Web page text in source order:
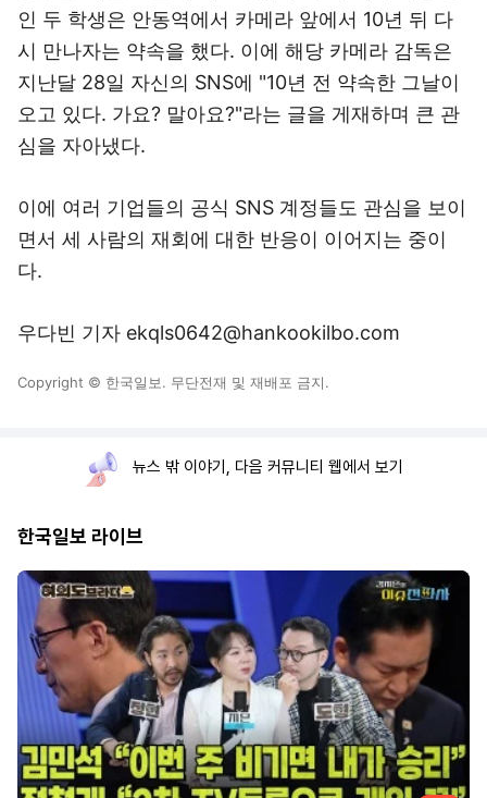
인 두 학생은 안동역에서 카메라 앞에서 10년 뒤 다
시 만나자는 약속을 했다. 이에 해당 카메라 감독은
지난달 28일 자신의 SNS에 "10년 전 약속한 그날이
오고 있다. 가요? 말아요?"라는 글을 게재하며 큰 관
심을 자아냈다.
이에 여러 기업들의 공식 SNS 계정들도 관심을 보이
면서 세 사람의 재회에 대한 반응이 이어지는 중이
다.
우다빈 기자 ekqls0642@hankookilbo.com
Copyright © 한국일보. 무단전재 및 재배포 금지.
뉴스 밖 이야기, 다음 커뮤니티 웹에서 보기
한국일보 라이브